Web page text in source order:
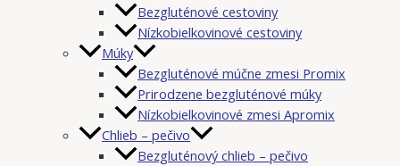
Bezgluténové cestoviny
Nízkobielkovinové cestoviny
Múky
Bezgluténové múčne zmesi Promix
Prirodzene bezgluténové múky
Nízkobielkovinové zmesi Apromix
Chlieb – pečivo
Bezgluténový chlieb – pečivo